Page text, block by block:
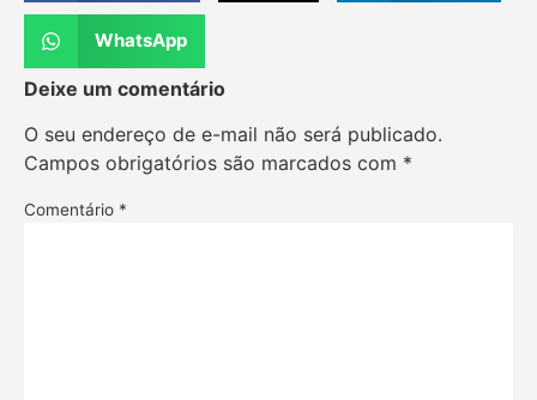
WhatsApp
Deixe um comentário
O seu endereço de e-mail não será publicado.
Campos obrigatórios são marcados com *
Comentário *